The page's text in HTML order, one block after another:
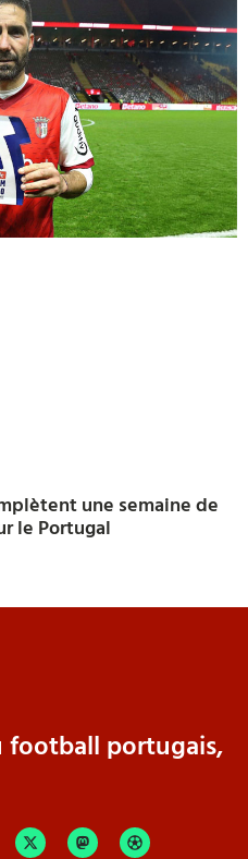
une semaine de
le Portugal
football portugais,